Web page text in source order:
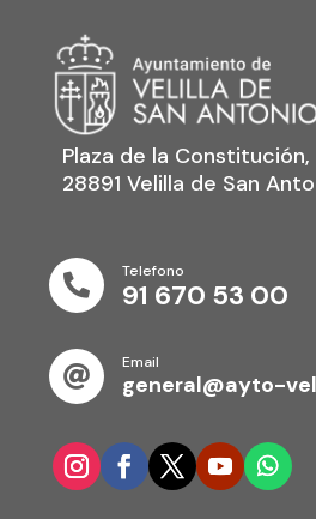
Plaza de la Constitución,
28891 Velilla de San

Telefono
91 670 53 00

Email
general@ayto-